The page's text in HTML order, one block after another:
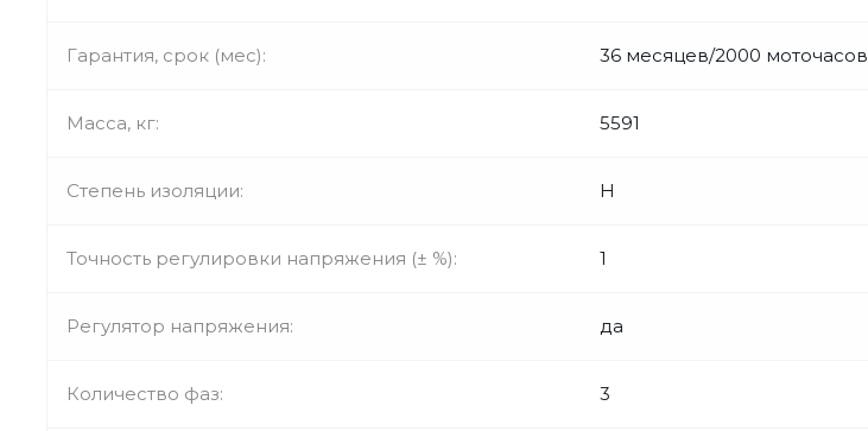
Гарантия, срок (мес): 36 месяцев/2000 моточасов
Масса, кг: 5591
Степень изоляции: Н
Точность регулировки напряжения (± %): 1
Регулятор напряжения: да
Количество фаз: 3